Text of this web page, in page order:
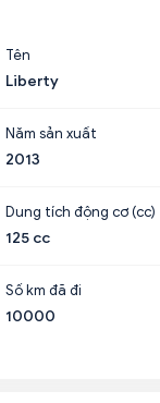
Tên
Liberty
Năm sản xuất
2013
Dung tích động cơ (cc)
125 cc
Số km đã đi
10000